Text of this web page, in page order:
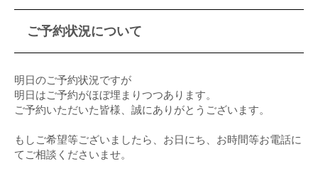
ご予約状況について
明日のご予約状況ですが
明日はご予約がほぼ埋まりつつあります。
ご予約いただいた皆様、誠にありがとうございます。
もしご希望等ございましたら、お日にち、お時間等お電話に
てご相談くださいませ。